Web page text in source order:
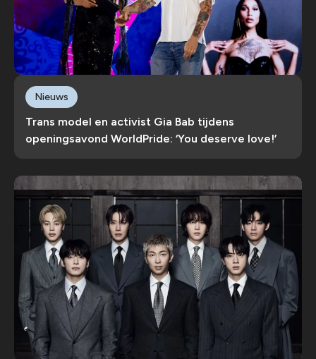
Trans model en activist Gia Bab tijdens
openingsavond WorldPride: ‘You deserve love!’
Nieuws